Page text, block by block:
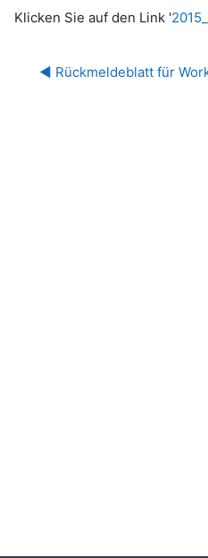
Abschlussbedingungen
Klicken Sie auf den Link '
◀︎ Rückmeldeblatt für